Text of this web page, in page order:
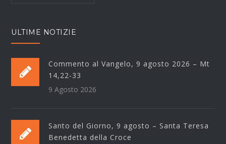
ULTIME NOTIZIE
Commento al Vangelo, 9 agosto 2026 – Mt
14,22-33
9 Agosto 2026
Santo del Giorno, 9 agosto – Santa Teresa
Benedetta della Croce